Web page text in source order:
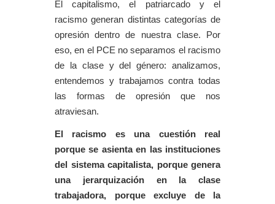
El capitalismo, el patriarcado y el
racismo generan distintas categorías de
opresión dentro de nuestra clase. Por
eso, en el PCE no separamos el racismo
de la clase y del género: analizamos,
entendemos y trabajamos contra todas
las formas de opresión que nos
atraviesan.
El racismo es una cuestión real
porque se asienta en las instituciones
del sistema capitalista, porque genera
una jerarquización en la clase
trabajadora, porque excluye de la